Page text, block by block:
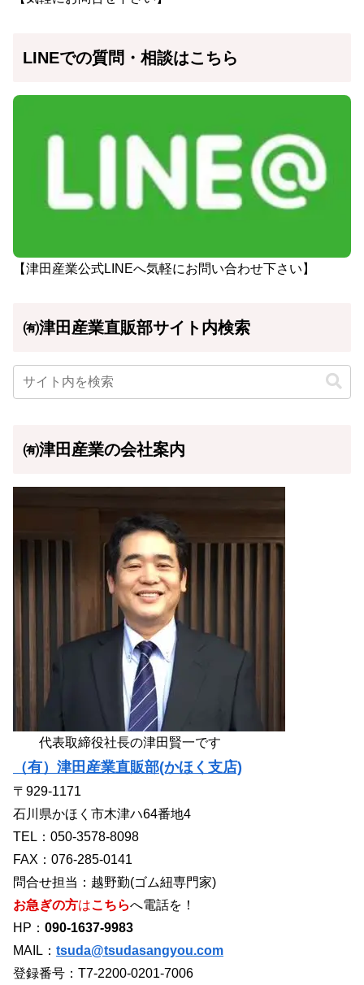
LINEでの質問・相談はこちら
【津田産業公式LINEへ気軽にお問い合わせ下さい】
㈲津田産業直販部サイト内検索
㈲津田産業の会社案内
代表取締役社長の津田賢一です
（有）津田産業直販部(かほく支店)
〒929-1171
石川県かほく市木津ハ64番地4
TEL：050-3578-8098
FAX：076-285-0141
問合せ担当：越野勤(ゴム紐専門家)
お急ぎの方はこちらへ電話を！
HP： 090-1637-9983
MAIL： tsuda@tsudasangyou.com
登録番号：T7-2200-0201-7006